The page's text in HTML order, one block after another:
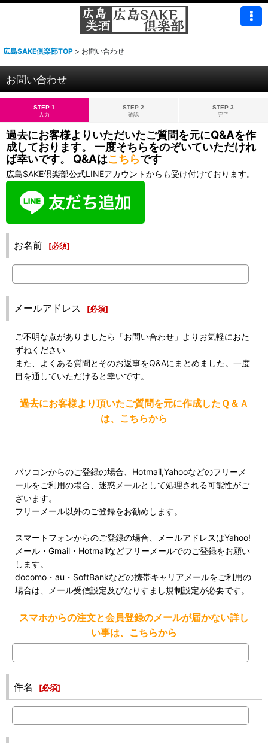
広島SAKE倶楽部TOP > お問い合わせ
お問い合わせ
STEP 1
入力
STEP 2
確認
STEP 3
完了
過去にお客様よりいただいたご質問を元にQ&Aを作
成しております。 一度そちらをのぞいていただけれ
ば幸いです。 Q&Aはこちらです
広島SAKE倶楽部公式LINEアカウントからも受け付けております。
お名前 [必須]
メールアドレス [必須]
ご不明な点がありましたら「お問い合わせ」よりお気軽におた
ずねください
また、よくある質問とそのお返事をQ&Aにまとめました。一度
目を通していただけると幸いです。
過去にお客様より頂いたご質問を元に作成したＱ＆Ａ
は、こちらから
パソコンからのご登録の場合、Hotmail,Yahooなどのフリーメ
ールをご利用の場合、迷惑メールとして処理される可能性がご
ざいます。
フリーメール以外のご登録をお勧めします。
スマートフォンからのご登録の場合、メールアドレスはYahoo!
メール・Gmail・Hotmailなどフリーメールでのご登録をお願い
します。
docomo・au・SoftBankなどの携帯キャリアメールをご利用の
場合は、メール受信設定及びなりすまし規制設定が必要です。
スマホからの注文と会員登録のメールが届かない詳し
い事は、こちらから
件名 [必須]